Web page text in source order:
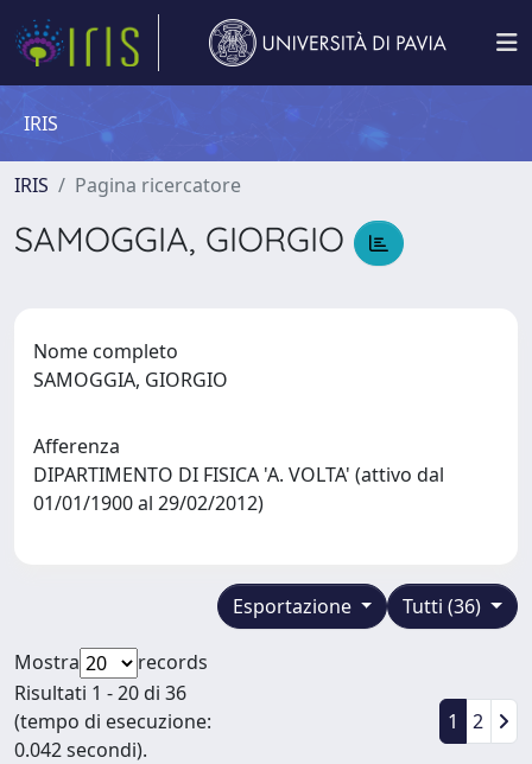
IRIS
IRIS Pagina ricercatore
SAMOGGIA, GIORGIO
Nome completo
SAMOGGIA, GIORGIO
Afferenza
DIPARTIMENTO DI FISICA 'A. VOLTA' (attivo dal
01/01/1900 al 29/02/2012)
Tutti (36)
Esportazione
Mostra
records
Risultati 1 - 20 di 36
(tempo di esecuzione:
0.042 secondi).
1 2